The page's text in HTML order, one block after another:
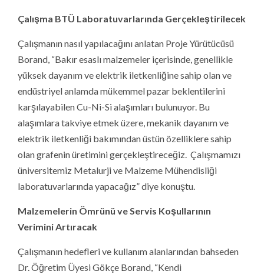
Çalışma BTÜ Laboratuvarlarında Gerçekleştirilecek
Çalışmanın nasıl yapılacağını anlatan Proje Yürütücüsü
Borand, “Bakır esaslı malzemeler içerisinde, genellikle
yüksek dayanım ve elektrik iletkenliğine sahip olan ve
endüstriyel anlamda mükemmel pazar beklentilerini
karşılayabilen Cu-Ni-Si alaşımları bulunuyor. Bu
alaşımlara takviye etmek üzere, mekanik dayanım ve
elektrik iletkenliği bakımından üstün özelliklere sahip
olan grafenin üretimini gerçekleştireceğiz. Çalışmamızı
üniversitemiz Metalurji ve Malzeme Mühendisliği
laboratuvarlarında yapacağız” diye konuştu.
Malzemelerin Ömrünü ve Servis Koşullarının
Verimini Artıracak
Çalışmanın hedefleri ve kullanım alanlarından bahseden
Dr. Öğretim Üyesi Gökçe Borand, “Kendi